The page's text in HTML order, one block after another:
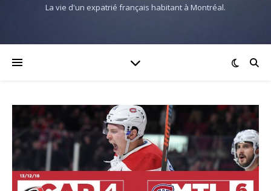
La vie d'un expatrié français habitant à Montréal.